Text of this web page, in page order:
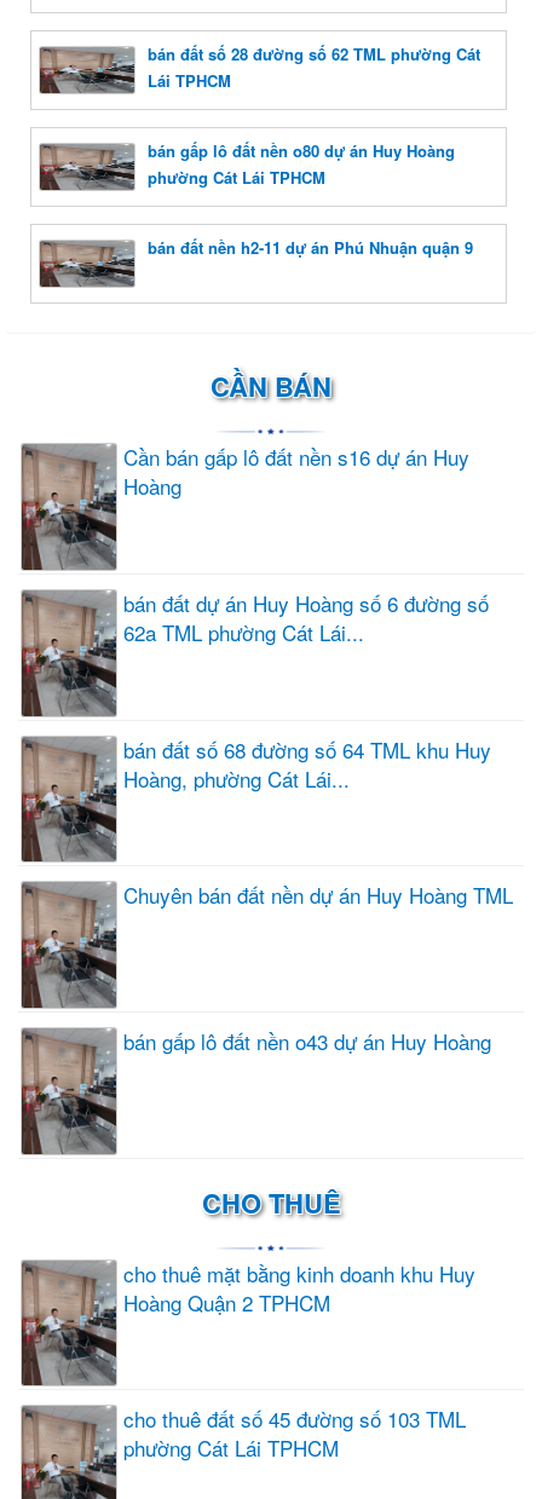
bán đất số 28 đường số 62 TML phường Cát
Lái TPHCM
bán gấp lô đất nền o80 dự án Huy Hoàng
phường Cát Lái TPHCM
bán đất nền h2-11 dự án Phú Nhuận quận 9
CẦN BÁN
Cần bán gấp lô đất nền s16 dự án Huy
Hoàng
bán đất dự án Huy Hoàng số 6 đường số
62a TML phường Cát Lái...
bán đất số 68 đường số 64 TML khu Huy
Hoàng, phường Cát Lái...
Chuyên bán đất nền dự án Huy Hoàng TML
bán gấp lô đất nền o43 dự án Huy Hoàng
CHO THUÊ
cho thuê mặt bằng kinh doanh khu Huy
Hoàng Quận 2 TPHCM
cho thuê đất số 45 đường số 103 TML
phường Cát Lái TPHCM